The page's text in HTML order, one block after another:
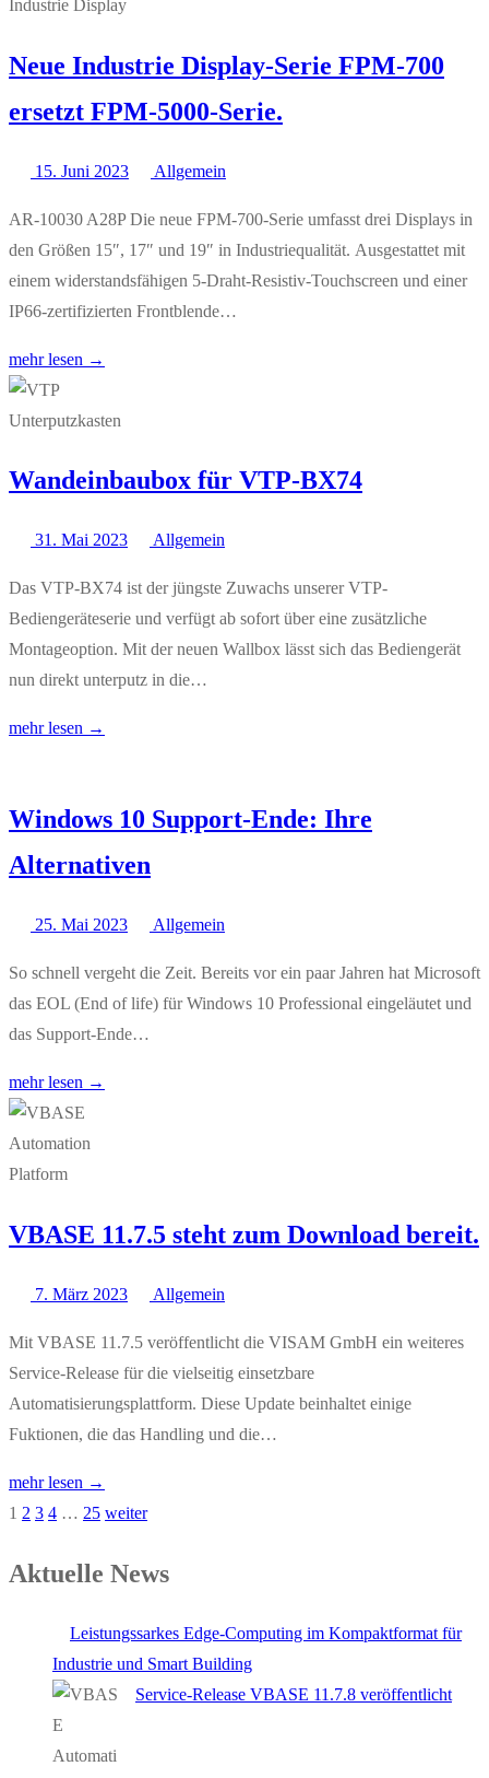
Neue Industrie Display-Serie FPM-700
ersetzt FPM-5000-Serie.
15. Juni 2023 Allgemein
AR-10030 A28P Die neue FPM-700-Serie umfasst drei Displays in
den Größen 15″, 17″ und 19″ in Industriequalität. Ausgestattet mit
einem widerstandsfähigen 5-Draht-Resistiv-Touchscreen und einer
IP66-zertifizierten Frontblende…
mehr lesen →
Wandeinbaubox für VTP-BX74
31. Mai 2023 Allgemein
Das VTP-BX74 ist der jüngste Zuwachs unserer VTP-
Bediengeräteserie und verfügt ab sofort über eine zusätzliche
Montageoption. Mit der neuen Wallbox lässt sich das Bediengerät
nun direkt unterputz in die…
mehr lesen →
Windows 10 Support-Ende: Ihre
Alternativen
25. Mai 2023 Allgemein
So schnell vergeht die Zeit. Bereits vor ein paar Jahren hat Microsoft
das EOL (End of life) für Windows 10 Professional eingeläutet und
das Support-Ende…
mehr lesen →
VBASE 11.7.5 steht zum Download bereit.
7. März 2023 Allgemein
Mit VBASE 11.7.5 veröffentlicht die VISAM GmbH ein weiteres
Service-Release für die vielseitig einsetzbare
Automatisierungsplattform. Diese Update beinhaltet einige
Fuktionen, die das Handling und die…
mehr lesen →
1 2 3 4 … 25 weiter
Aktuelle News
Leistungssarkes Edge-Computing im Kompaktformat für
Industrie und Smart Building
Service-Release VBASE 11.7.8 veröffentlicht